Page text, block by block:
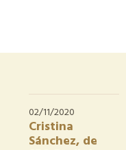
02/11/2020
Cristina
Sánchez, de